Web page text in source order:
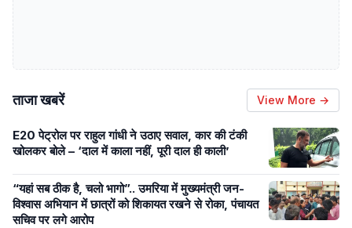
ताजा खबरें View More →
E20 पेट्रोल पर राहुल गांधी ने उठाए सवाल, कार की टंकी
खोलकर बोले – ‘दाल में काला नहीं, पूरी दाल ही काली’
“यहां सब ठीक है, चलो भागो”.. उमरिया में मुख्यमंत्री जन-
विश्वास अभियान में छात्रों को शिकायत रखने से रोका, पंचायत
सचिव पर लगे आरोप